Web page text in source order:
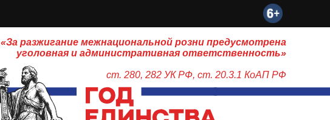
«За разжигание межнациональной розни предусмотрена
уголовная и административная ответственность»
ст. 280, 282 УК РФ, ст. 20.3.1 КоАП РФ